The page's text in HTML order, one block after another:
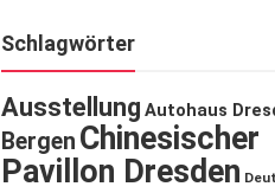
Schlagwörter
Ausstellung Autohaus
Bergen Chinesischer
Pavillon Dresden